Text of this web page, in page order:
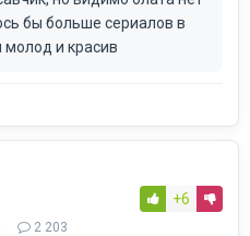
бы больше сериалов в
молод и красив
2 203
+6